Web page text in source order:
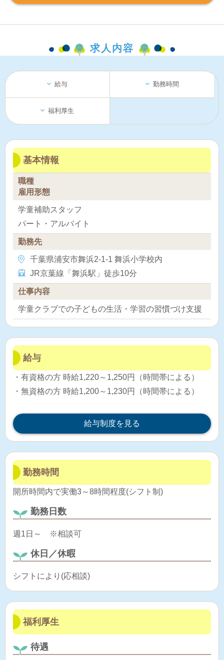
求人内容
給与 勤務時間
福利厚生
基本情報
職種
雇用形態
学童補助スタッフ
パート・アルバイト
勤務先
千葉県浦安市舞浜2-1-1 舞浜小学校内
JR京葉線「舞浜駅」徒歩10分
仕事内容
学童クラブでの子どもの生活・学習の習慣づけ支援
給与
・有資格の方 時給1,220～1,250円（時間帯による）
・無資格の方 時給1,200～1,230円（時間帯による）
給与制度を見る
勤務時間
開所時間内で実働3～8時間程度(シフト制)
勤務日数
週1日～ ※相談可
休日／休暇
シフトにより(応相談)
福利厚生
待遇